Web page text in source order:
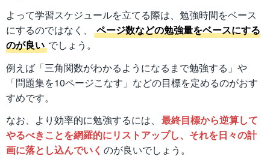
よって学習スケジュールを立てる際は、勉強時間をベース
にするのではなく、
ページ数などの勉強量をベースにする
のが良い でしょう。
例えば「三角関数がわかるようになるまで勉強する」や
「問題集を10ページこなす」などの目標を定めるのがおす
すめです。
なお、より効率的に勉強するには、 最終目標から逆算して
やるべきことを網羅的にリストアップし、それを日々の計
画に落とし込んでいく のが良いでしょう。